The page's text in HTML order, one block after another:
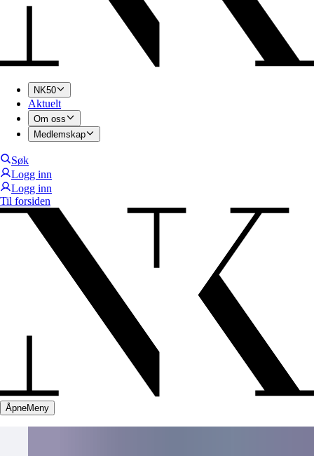
NK50
Aktuelt
Om oss
Medlemskap
Søk
Logg inn
Logg inn
Til forsiden
ÅpneMeny